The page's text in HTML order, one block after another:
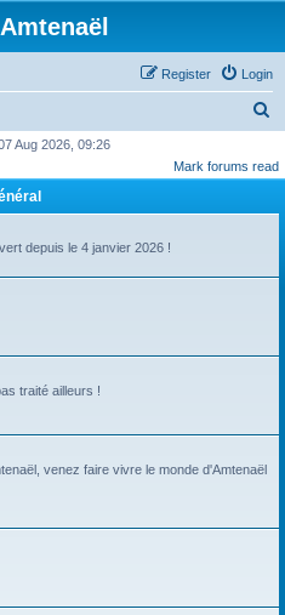
Login
Register
a
Aug 2026, 09:26
Mark forums read
depuis le 4 janvier 2026 !
traité ailleurs !
venez faire vivre le monde d'Amtenaël